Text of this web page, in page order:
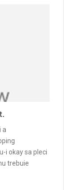
a
i okay sa pleci
trebuie